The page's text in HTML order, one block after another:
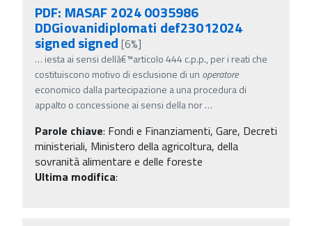
PDF: MASAF 2024 0035986
DDGiovanidiplomati def23012024
signed signed [6%]
… iesta ai sensi dellâ€™articolo 444 c.p.p., per i reati che
costituiscono motivo di esclusione di un operatore
economico dalla partecipazione a una procedura di
appalto o concessione ai sensi della nor…
Parole chiave: Fondi e Finanziamenti, Gare, Decreti
ministeriali, Ministero della agricoltura, della
sovranità alimentare e delle foreste
Ultima modifica: